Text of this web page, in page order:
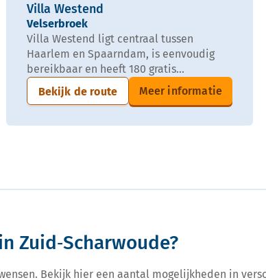
Villa Westend
Velserbroek
Villa Westend ligt centraal tussen
Haarlem en Spaarndam, is eenvoudig
bereikbaar en heeft 180 gratis...
Bekijk de route
Meer informatie
Zuid‑Scharwoude?
Bekijk hier een aantal mogelijkheden in